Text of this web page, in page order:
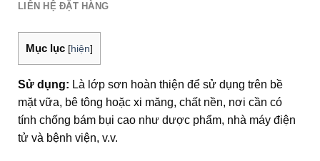
LIÊN HỆ ĐẶT HÀNG
Mục lục [hiện]
Sử dụng: Là lớp sơn hoàn thiện để sử dụng trên bề
mặt vữa, bê tông hoặc xi măng, chất nền, nơi cần có
tính chống bám bụi cao như dược phẩm, nhà máy điện
tử và bệnh viện, v.v.